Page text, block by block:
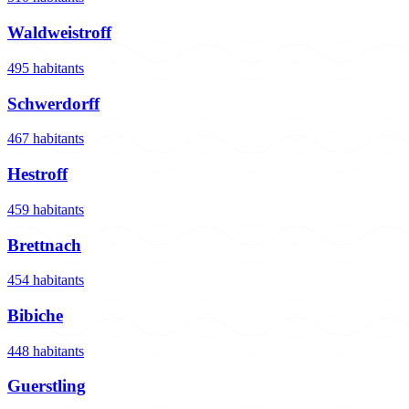
Waldweistroff
495 habitants
Schwerdorff
467 habitants
Hestroff
459 habitants
Brettnach
454 habitants
Bibiche
448 habitants
Guerstling